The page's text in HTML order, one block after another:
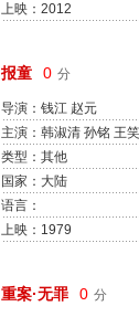
上映：2012
报童 0 分
导演：钱江 赵元
主演：韩淑清 孙铭 王笑
类型：其他
国家：大陆
语言：
上映：1979
重案·无罪 0 分